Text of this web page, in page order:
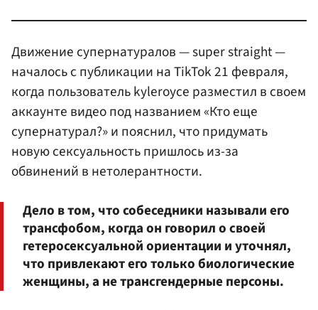
Движение супернатуралов — super straight —
началось с публикации на TikTok 21 февраля,
когда пользователь kyleroyce разместил в своем
аккаунте видео под названием «Кто еще
супернатурал?» и пояснил, что придумать
новую сексуальность пришлось из-за
обвинений в нетолерантности.
Дело в том, что собеседники называли его
трансфобом, когда он говорил о своей
гетеросексуальной ориентации и уточнял,
что привлекают его только биологические
женщины, а не трансгендерные персоны.